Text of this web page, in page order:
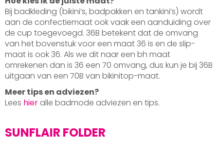
Bij badkleding (bikini’s, badpakken en tankini’s) wordt
aan de confectiemaat ook vaak een aanduiding over
de cup toegevoegd. 36B betekent dat de omvang
van het bovenstuk voor een maat 36 is en de slip-
maat is ook 36. Als we dit naar een bh maat
omrekenen dan is 36 een 70 omvang, dus kun je bij 36B
uitgaan van een 70B van bikinitop-maat.
Meer tips en adviezen?
Lees hier alle badmode adviezen en tips.
SUNFLAIR FOLDER